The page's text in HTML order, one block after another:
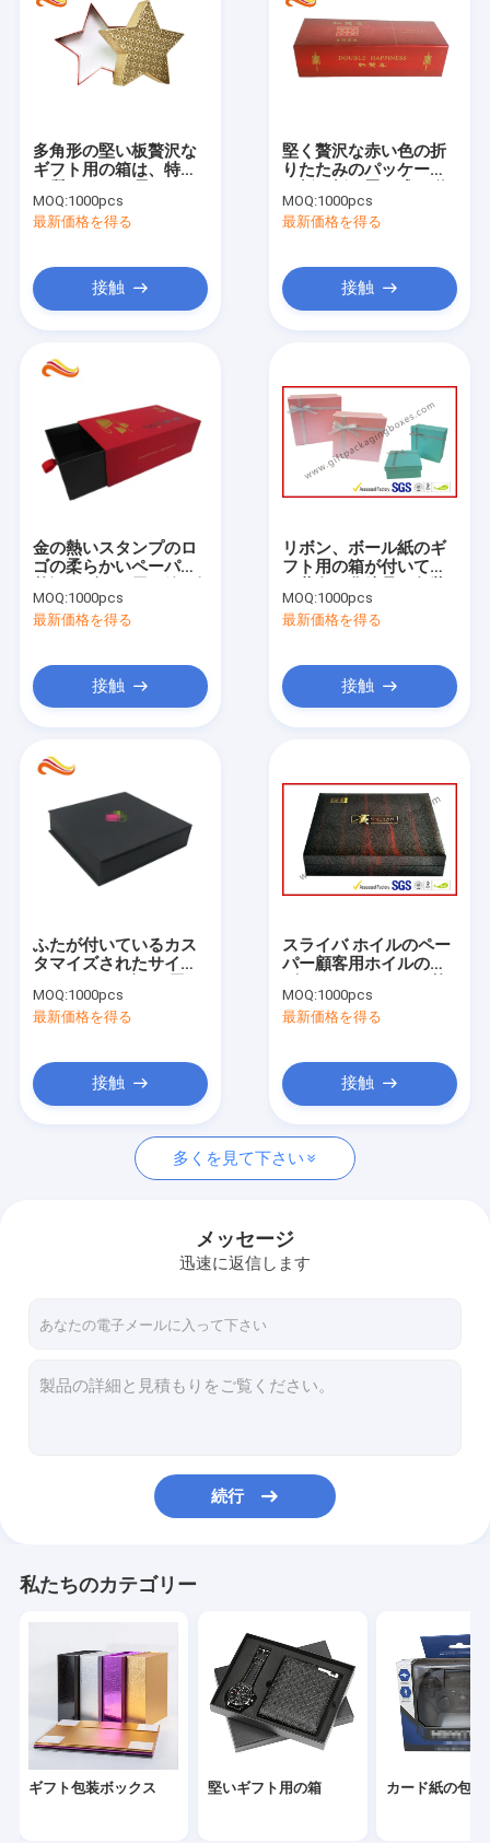
お問い合わせ
ギフト包装ボックス
堅いギフト用の箱
カード紙の包装
プラスチック クラムシェルの包装
服装のギフト用の箱
チョコレート包装箱
注文のペーパー ギフト袋
パッキング スポンジの泡
注文のペーパー包装箱
多角形の堅い板贅沢な
ギフト用の箱は、特別
デーのギフト用の箱カ
バーを壁紙を張ります
MOQ:1000pcs
最新価格を得る
接触
堅く贅沢な赤い色の折
りたたみのパッケージ
石の閉鎖のペーパー包
装箱をギフト用の箱
MOQ:1000pcs
最新価格を得る
接触
金の熱いスタンプのロ
ゴの柔らかいペーパー
出しの茶箱
MOQ:1000pcs
最新価格を得る
接触
リボン、ボール紙のギ
フト用の箱が付いてい
のギフト用の箱
MOQ:1000pcs
最新価格を得る
接触
ふたが付いているカス
タマイズされたサイズ
箱の耐久のボール紙の
ギフト用の箱
MOQ:1000pcs
最新価格を得る
接触
スライバ ホイルのペー
パー顧客用ホイルのロ
沢なギフト用の箱
MOQ:1000pcs
最新価格を得る
接触
多くを見て下さい
メッセージ
迅速に返信します
続行
私たちのカテゴリー
ギフト包装ボックス 堅いギフト用の箱 カード紙の包装